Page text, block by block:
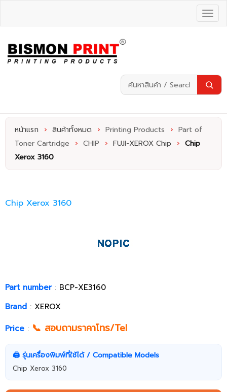
หน้าแรก › สินค้าทั้งหมด › Printing Products › Part of
Toner Cartridge
› CHIP › FUJI-XEROX Chip › Chip
Xerox 3160
Chip Xerox 3160
Part number: BCP-XE3160
Brand : XEROX
Price : 📞 สอบถามราคาโทร/Tel
🖨️ รุ่นเครื่องพิมพ์ที่ใช้ได้ / Compatible Models
Chip Xerox 3160